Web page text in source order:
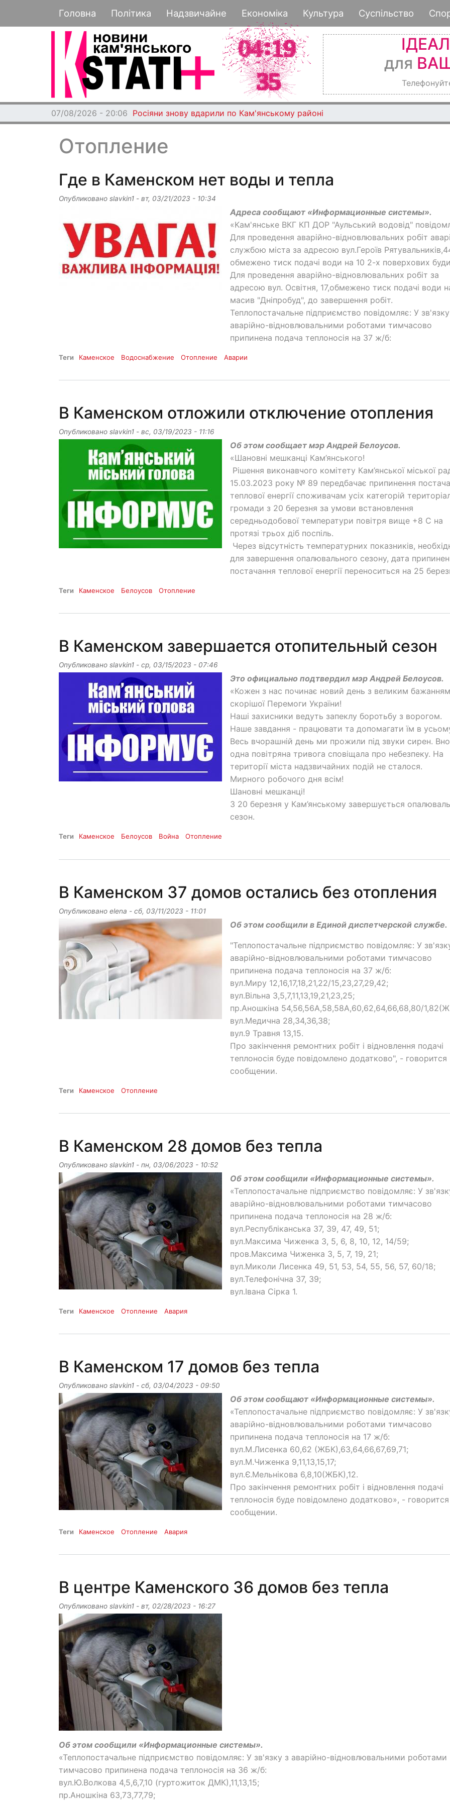
к
основному
Основная навигация
Головна Політика Надзвичайне Економіка Культура Суспільство
для
07/08/2026 - 20:06 Росіяни знову вдарили по Кам'янському районі
Отопление
Где в Каменском нет воды и тепла
Опубликовано slavkin1 - вт, 03/21/2023 - 10:34
Адреса сообщают «Информационные системы».
«Kам'янське ВКГ КП ДОР "Аульський водовід"
Для проведення аварійно-відновлювальних робіт
службою міста за адресою вул.Героїв
обмежено тиск подачі води на 10 2-х поверхових
Для проведення аварійно-відновлювальних робіт за
адресою вул. Освітня, 17,обмежено тиск подачі води
масив "Дніпробуд", до завершення робіт.
Теплопостачальне підприємство повідомляє: У
аварійно-відновлювальними роботами тимчасово
припинена подача теплоносія на 37 ж/б:
Теги Каменское Водоснабжение Отопление Аварии
В Каменском отложили отключение отопления
Опубликовано slavkin1 - вс, 03/19/2023 - 11:16
Об этом сообщает мэр Андрей Белоусов.
«Шановні мешканці Кам’янського!
Рішення виконавчого комітету Кам’янської міської
15.03.2023 року № 89 передбачає припинення
теплової енергії споживачам усіх категорій
громади з 20 березня за умови встановлення
середньодобової температури повітря вище +8 С на
протязі трьох діб поспіль.
Через відсутність температурних показників,
для завершення опалювального сезону, дата
постачання теплової енергії переноситься на 25
Теги Каменское Белоусов Отопление
В Каменском завершается отопительный сезон
Опубликовано slavkin1 - ср, 03/15/2023 - 07:46
Это официально подтвердил мэр Андрей Белоусов.
«Кожен з нас починає новий день з великим бажанням
скорішої Перемоги України!
Наші захисники ведуть запеклу боротьбу з ворогом.
Наше завдання - працювати та допомагати їм в
Весь вчорашній день ми прожили під звуки сирен.
одна повітряна тривога сповіщала про небезпеку. На
території міста надзвичайних подій не сталося.
Мирного робочого дня всім!
Шановні мешканці!
З 20 березня у Кам’янському завершується
сезон.
Теги Каменское Белоусов Война Отопление
В Каменском 37 домов остались без отопления
Опубликовано elena - сб, 03/11/2023 - 11:01
Об этом сообщили в Единой диспетчерской службе.
"Теплопостачальне підприємство повідомляє: У
аварійно-відновлювальними роботами тимчасово
припинена подача теплоносія на 37 ж/б:
вул.Миру 12,16,17,18,21,22/15,23,27,29,42;
вул.Вільна 3,5,7,11,13,19,21,23,25;
пр.Аношкіна 54,56,56А,58,58А,60,62,64,66,68,80/
вул.Медична 28,34,36,38;
вул.9 Травня 13,15.
Про закінчення ремонтних робіт і відновлення подачі
теплоносія буде повідомлено додатково", - говорится
сообщении.
Теги Каменское Отопление
В Каменском 28 домов без тепла
Опубликовано slavkin1 - пн, 03/06/2023 - 10:52
Об этом сообщили «Информационные системы».
«Теплопостачальне підприємство повідомляє: У
аварійно-відновлювальними роботами тимчасово
припинена подача теплоносія на 28 ж/б:
вул.Республіканська 37, 39, 47, 49, 51;
вул.Максима Чиженка 3, 5, 6, 8, 10, 12, 14/59;
пров.Максима Чиженка 3, 5, 7, 19, 21;
вул.Миколи Лисенка 49, 51, 53, 54, 55, 56, 57, 60/18;
вул.Телефонічна 37, 39;
вул.Івана Сірка 1.
Теги Каменское Отопление Авария
В Каменском 17 домов без тепла
Опубликовано slavkin1 - сб, 03/04/2023 - 09:50
Об этом сообщают «Информационные системы».
«Теплопостачальне підприємство повідомляє: У
аварійно-відновлювальними роботами тимчасово
припинена подача теплоносія на 17 ж/б:
вул.М.Лисенка 60,62 (ЖБК),63,64,66,67,69,71;
вул.М.Чиженка 9,11,13,15,17;
вул.Є.Мельнікова 6,8,10(ЖБК),12.
Про закінчення ремонтних робіт і відновлення подачі
теплоносія буде повідомлено додатково», -
сообщении.
Теги Каменское Отопление Авария
В центре Каменского 36 домов без тепла
Опубликовано slavkin1 - вт, 02/28/2023 - 16:27
Об этом сообщили «Информационные системы».
«Теплопостачальне підприємство повідомляє: У зв'язку з аварійно-відновлювальними роботами
тимчасово припинена подача теплоносія на 36 ж/б:
вул.Ю.Волкова 4,5,6,7,10 (гуртожиток ДМК),11,13,15;
пр.Аношкіна 63,73,77,79;